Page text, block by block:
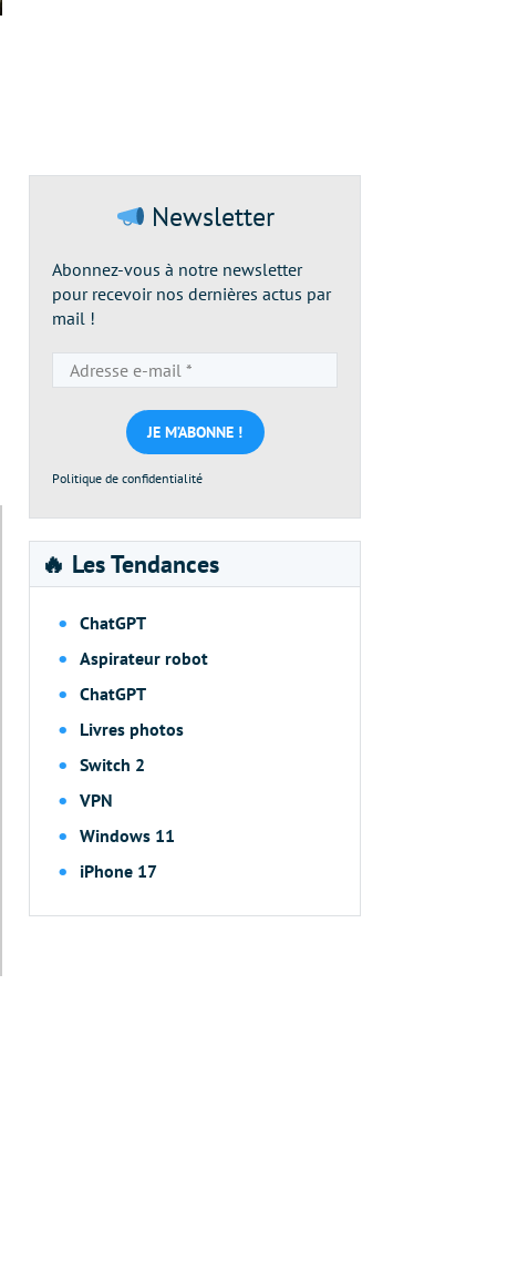
Newsletter
Abonnez-vous à notre newsletter
pour recevoir nos dernières actus par
mail !
e-
mail
*
Politique de confidentialité
🔥 Les Tendances
ChatGPT
Aspirateur robot
ChatGPT
Livres photos
Switch 2
VPN
Windows 11
iPhone 17